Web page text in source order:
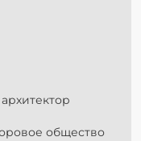
общество